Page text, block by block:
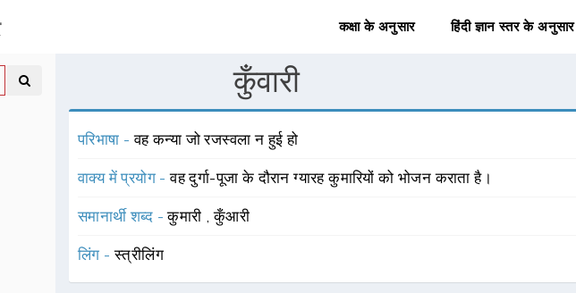
कक्षा के अनुसार हिंदी ज्ञान स्तर के अनुसार
कुँवारी
परिभाषा -वह कन्या जो रजस्वला न हुई हो
वाक्य में प्रयोग -वह दुर्गा-पूजा के दौरान ग्यारह कुमारियों को भोजन कराता है।
समानार्थी शब्द -कुमारी ,कुँआरी
लिंग -स्त्रीलिंग